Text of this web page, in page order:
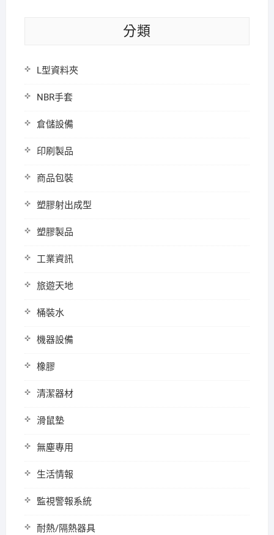
分類
L型資料夾
NBR手套
倉儲設備
印刷製品
商品包裝
塑膠射出成型
塑膠製品
工業資訊
旅遊天地
桶裝水
機器設備
橡膠
清潔器材
滑鼠墊
無塵專用
生活情報
監視警報系統
耐熱/隔熱器具